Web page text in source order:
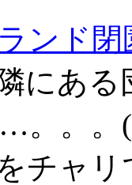
ンド閉
にあ
。。。
チャ